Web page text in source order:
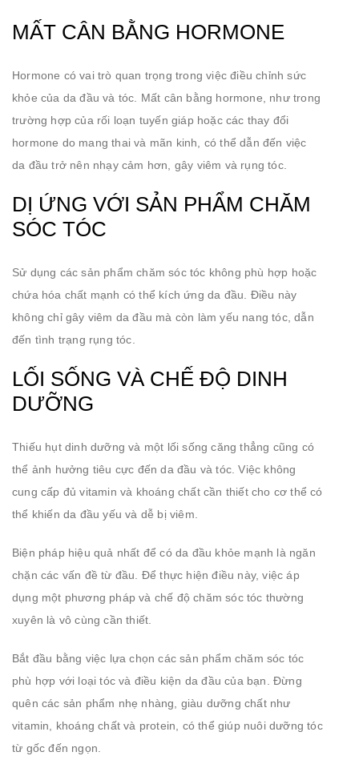
MẤT CÂN BẰNG HORMONE
Hormone có vai trò quan trọng trong việc điều chỉnh sức
khỏe của da đầu và tóc. Mất cân bằng hormone, như trong
trường hợp của rối loạn tuyến giáp hoặc các thay đổi
hormone do mang thai và mãn kinh, có thể dẫn đến việc
da đầu trở nên nhạy cảm hơn, gây viêm và rụng tóc.
DỊ ỨNG VỚI SẢN PHẨM CHĂM
SÓC TÓC
Sử dụng các sản phẩm chăm sóc tóc không phù hợp hoặc
chứa hóa chất mạnh có thể kích ứng da đầu. Điều này
không chỉ gây viêm da đầu mà còn làm yếu nang tóc, dẫn
đến tình trạng rụng tóc.
LỐI SỐNG VÀ CHẾ ĐỘ DINH
DƯỠNG
Thiếu hụt dinh dưỡng và một lối sống căng thẳng cũng có
thể ảnh hưởng tiêu cực đến da đầu và tóc. Việc không
cung cấp đủ vitamin và khoáng chất cần thiết cho cơ thể có
thể khiến da đầu yếu và dễ bị viêm.
Biện pháp hiệu quả nhất để có da đầu khỏe mạnh là ngăn
chặn các vấn đề từ đầu. Để thực hiện điều này, việc áp
dụng một phương pháp và chế độ chăm sóc tóc thường
xuyên là vô cùng cần thiết.
Bắt đầu bằng việc lựa chọn các sản phẩm chăm sóc tóc
phù hợp với loại tóc và điều kiện da đầu của bạn. Đừng
quên các sản phẩm nhẹ nhàng, giàu dưỡng chất như
vitamin, khoáng chất và protein, có thể giúp nuôi dưỡng tóc
từ gốc đến ngọn.